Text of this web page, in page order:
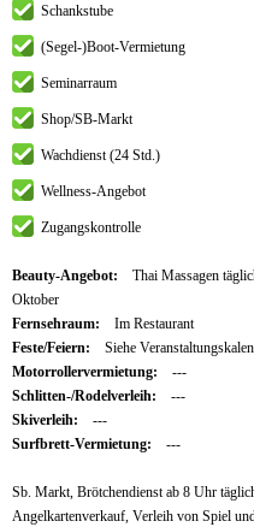
Schankstube
(Segel-)Boot-Vermietung
Seminarraum
Shop/SB-Markt
Wachdienst (24 Std.)
Wellness-Angebot
Zugangskontrolle
Beauty-Angebot:
Thai Massagen
Oktober
Fernsehraum:
Im Restaurant
Feste/Feiern:
Siehe
Motorrollervermietung:
---
Schlitten-/Rodelverleih:
---
Skiverleih:
---
Surfbrett-Vermietung:
---
Sb. Markt, Brötchendienst ab 8 Uhr
Angelkartenverkauf, Verleih von Spiel